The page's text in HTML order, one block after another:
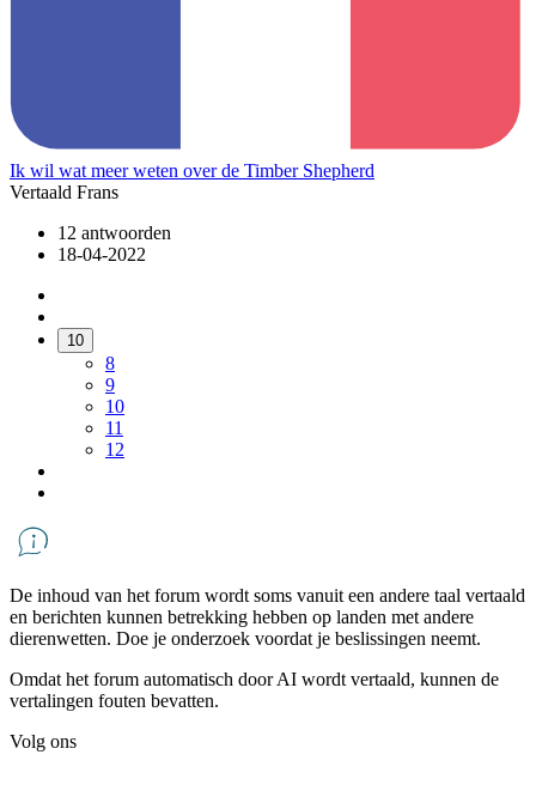
Ik wil wat meer weten over de Timber Shepherd
Vertaald Frans
12 antwoorden
18-04-2022
10
8
9
10
11
12
De inhoud van het forum wordt soms vanuit een andere taal vertaald
en berichten kunnen betrekking hebben op landen met andere
dierenwetten. Doe je onderzoek voordat je beslissingen neemt.
Omdat het forum automatisch door AI wordt vertaald, kunnen de
vertalingen fouten bevatten.
Volg ons